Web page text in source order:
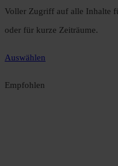
Voller Zugriff auf alle Inhalte
oder für kurze Zeiträume.
Auswählen
Empfohlen